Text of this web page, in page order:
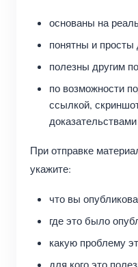
основаны на
понятны и просты
полезны другим
по возможности
ссылкой,
доказательствами
При отправке
укажите:
что вы
где это было
какую проблему
для кого это